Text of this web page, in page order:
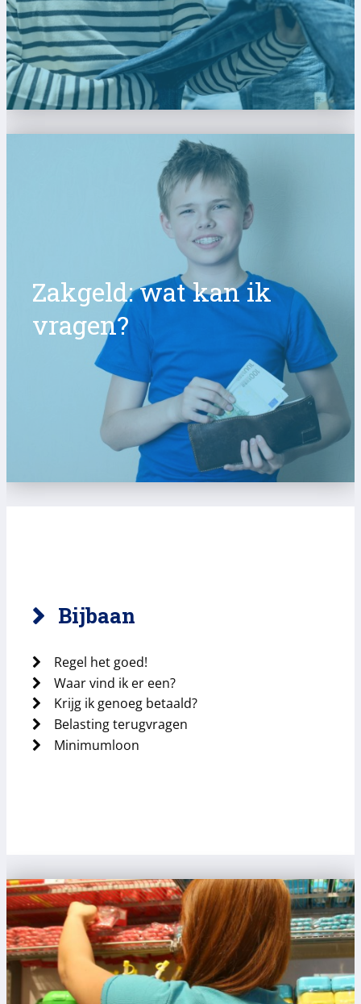
Zakgeld: wat kan ik
vragen?
Bijbaan
Regel het goed!
Waar vind ik er een?
Krijg ik genoeg betaald?
Belasting terugvragen
Minimumloon